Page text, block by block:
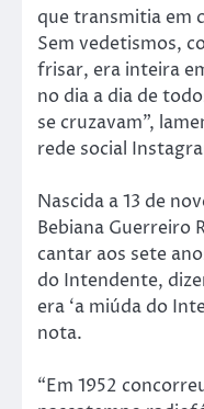
que transmitia em
Sem vedetismos,
frisar, era inteira
no dia a dia de
se cruzavam”,
rede social
Nascida a 13 de
Bebiana Guerreiro
cantar aos sete
do Intendente,
era ‘a miúda do
nota.
“Em 1952